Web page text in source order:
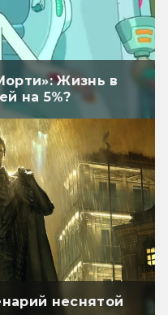
Жизнь в
на 5%?
неснятой